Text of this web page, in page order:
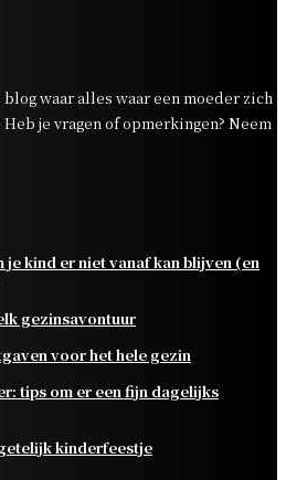
waar alles waar een moeder zich
je vragen of opmerkingen? Neem
je kind er niet vanaf kan blijven (en
gezinsavontuur
voor het hele gezin
tips om er een fijn dagelijks
kinderfeestje